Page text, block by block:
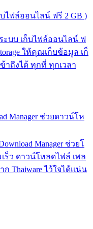
บไฟล์ออนไลน์ ฟรี 2 GB )
ะบบ เก็บไฟล์ออนไลน์ ฟ
ให้คุณเก็บข้อมูล เก็
าถึงได้ ทุกที่ ทุกเวลา
Manager ช่วยดาวน์โห
Manager ช่วยโ
ร็ว ดาวน์โหลดไฟล์ เพล
Thaiware ไว้ใจได้แน่น